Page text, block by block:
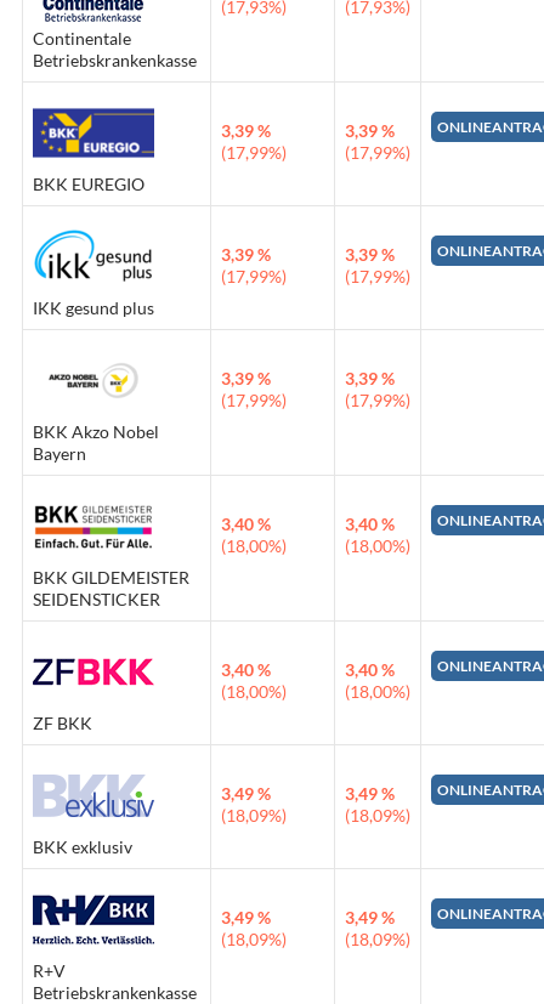
Continentale
Betriebskrankenkasse
(17,93%) (17,93%)
BKK EUREGIO
3,39 %
(17,99%)
3,39 %
(17,99%)
IKK gesund plus
3,39 %
(17,99%)
3,39 %
(17,99%)
BKK Akzo Nobel
Bayern
3,39 %
(17,99%)
3,39 %
(17,99%)
BKK GILDEMEISTER
SEIDENSTICKER
3,40 %
(18,00%)
3,40 %
(18,00%)
ZF BKK
3,40 %
(18,00%)
3,40 %
(18,00%)
BKK exklusiv
3,49 %
(18,09%)
3,49 %
(18,09%)
R+V
Betriebskrankenkasse
3,49 %
(18,09%)
3,49 %
(18,09%)